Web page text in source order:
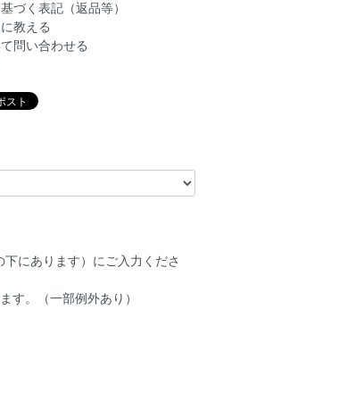
づく表記（返品等）
教える
問い合わせる
下にあります）にご入力くださ
す。（一部例外あり）